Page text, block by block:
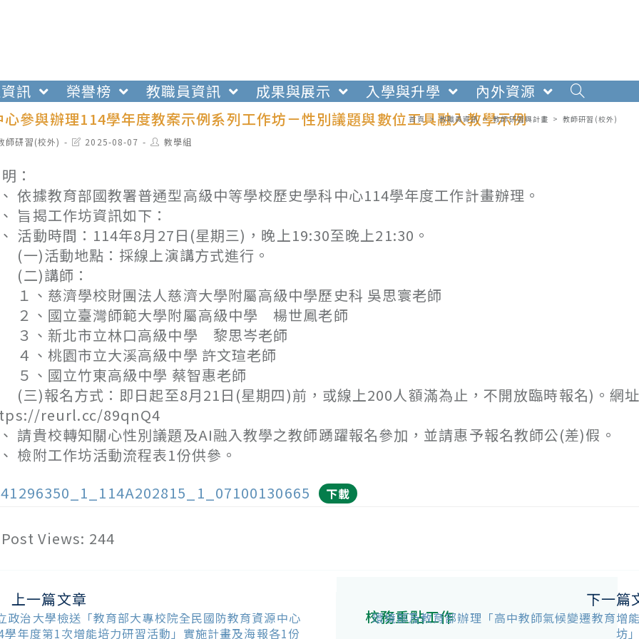
訊 榮譽榜 教職員資訊 成果與展示 入學與升學
內外資源
心參與辦理114學年度教案示例系列工作坊－性別議題與數位工具融入教學示例
首頁 > 教職員資訊 > 教師研習與計畫 > 教師研習(校外)
師研習(校外)
Post2025-08-07
Post教學組
：
依據教育部國教署普通型高級中等學校歷史學科中心114學年度工作計畫辦理。
旨揭工作坊資訊如下：
活動時間：114年8月27日(星期三)，晚上19:30至晚上21:30。
)活動地點：採線上演講方式進行。
)講師：
、慈濟學校財團法人慈濟大學附屬高級中學歷史科 吳思寰老師
、國立臺灣師範大學附屬高級中學 楊世鳳老師
、新北市立林口高級中學 黎思岑老師
、桃園市立大溪高級中學 許文瑄老師
、國立竹東高級中學 蔡智惠老師
)報名方式：即日起至8月21日(星期四)前，或線上200人額滿為止，不開放臨時報名)。網
reurl.cc/89qnQ4
請貴校轉知關心性別議題及AI融入教學之教師踴躍報名參加，並請惠予報名教師公(差)假。
檢附工作坊活動流程表1份供參。
下載
Post Views: 244
上一篇文章
政治大學檢送「教育部大專校院全民國防教育資源中心
學年度第1次增能培力研習活動」實施計畫及海報各1份
下一篇
環境部及教育部辦理「高中教師氣候變遷教育增
坊
校務重點工作